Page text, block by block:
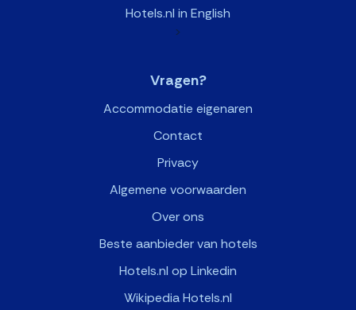
Hotels.nl in English
>
Vragen?
Accommodatie eigenaren
Contact
Privacy
Algemene voorwaarden
Over ons
Beste aanbieder van hotels
Hotels.nl op Linkedin
Wikipedia Hotels.nl